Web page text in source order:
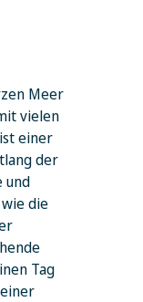
Meer
vielen
einer
der
und
die
Tag